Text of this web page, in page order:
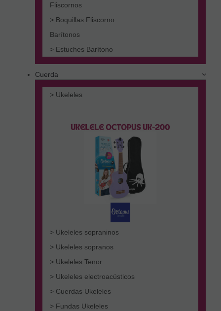
Fliscornos
> Boquillas Fliscorno
Barítonos
> Estuches Barítono
Cuerda
> Ukeleles
> Ukeleles sopraninos
> Ukeleles sopranos
> Ukeleles Tenor
> Ukeleles electroacústicos
> Cuerdas Ukeleles
> Fundas Ukeleles